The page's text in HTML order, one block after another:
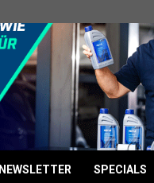
NEWSLETTER SPECIALS